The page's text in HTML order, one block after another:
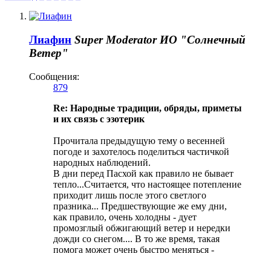
Лиафин Super Moderator ИО "Солнечный
Ветер"
Сообщения:
879
Re: Народные традиции, обряды, приметы
и их связь с эзотерик
Прочитала предыдущую тему о весенней
погоде и захотелось поделиться частичкой
народных наблюдений.
В дни перед Пасхой как правило не бывает
тепло...Считается, что настоящее потепление
приходит лишь после этого светлого
празника... Предшествующие же ему дни,
как правило, очень холодны - дует
промозглый обжигающий ветер и нередки
дожди со снегом.... В то же время, такая
помога может очень быстро меняться -